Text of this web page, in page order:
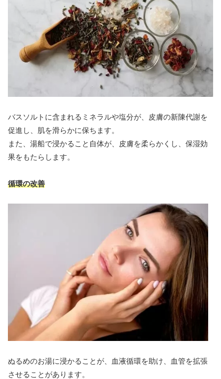
バスソルトに含まれるミネラルや塩分が、皮膚の新陳代謝を
促進し、肌を滑らかに保ちます。
また、湯船で浸かること自体が、皮膚を柔らかくし、保湿効
果をもたらします。
循環の改善
ぬるめのお湯に浸かることが、血液循環を助け、血管を拡張
させることがあります。